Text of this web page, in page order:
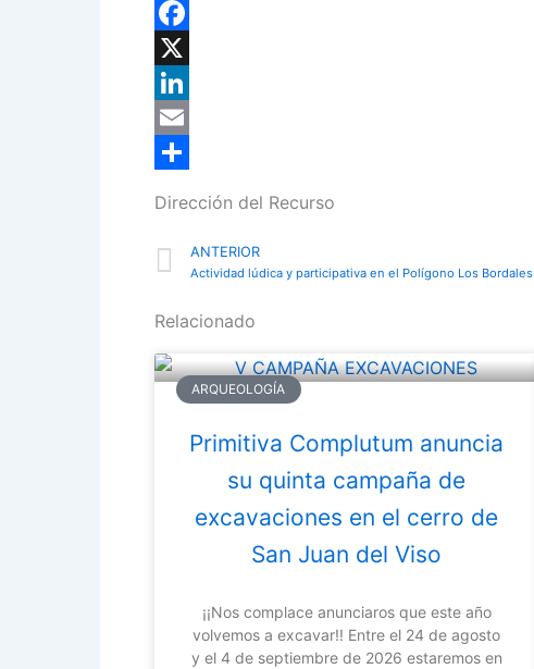
WhatsApp
Facebook
X
LinkedIn
Email
Dirección del Recurso
Prev
ANTERIOR
Actividad lúdica y participativa en el Polígono Los Bordales
Relacionado
ARQUEOLOGÍA
Primitiva Complutum anuncia
su quinta campaña de
excavaciones en el cerro de
San Juan del Viso
¡¡Nos complace anunciaros que este año
volvemos a excavar!! Entre el 24 de agosto
y el 4 de septiembre de 2026 estaremos en